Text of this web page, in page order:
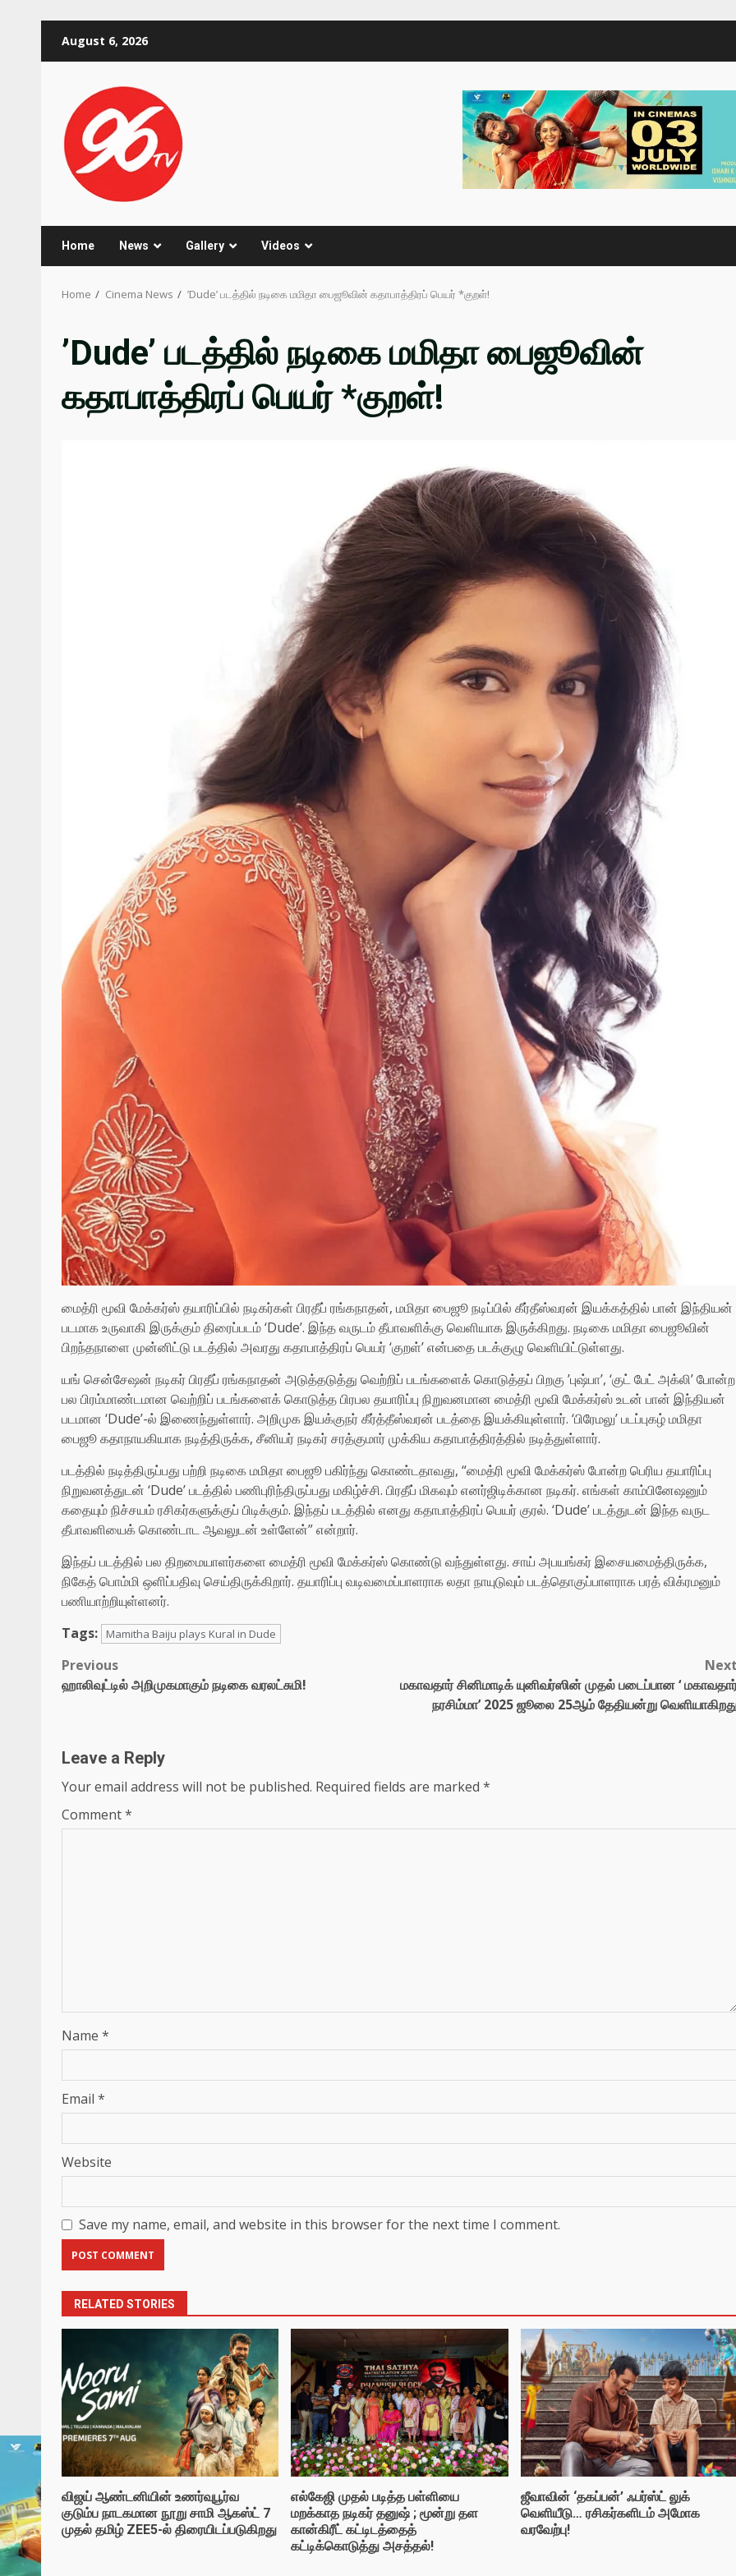
August 6, 2026
Home News Gallery Videos
Home Cinema News ’Dude’ படத்தில் நடிகை மமிதா பைஜூவின் கதாபாத்திரப் பெயர் *குறள்!
’Dude’ படத்தில் நடிகை மமிதா பைஜூவின்
கதாபாத்திரப் பெயர் *குறள்!
மைத்ரி மூவி மேக்கர்ஸ் தயாரிப்பில் நடிகர்கள் பிரதீப் ரங்கநாதன், மமிதா பைஜூ நடிப்பில் கீர்தீஸ்வரன் இயக்கத்தில் பான் இந்தியன்
படமாக உருவாகி இருக்கும் திரைப்படம் ‘Dude’. இந்த வருடம் தீபாவளிக்கு வெளியாக இருக்கிறது. நடிகை மமிதா பைஜூவின்
பிறந்தநாளை முன்னிட்டு படத்தில் அவரது கதாபாத்திரப் பெயர் ‘குறள்’ என்பதை படக்குழு வெளியிட்டுள்ளது.
யங் சென்சேஷன் நடிகர் பிரதீப் ரங்கநாதன் அடுத்தடுத்து வெற்றிப் படங்களைக் கொடுத்தப் பிறகு ’புஷ்பா’, ‘குட் பேட் அக்லி’ போன்ற
பல பிரம்மாண்டமான வெற்றிப் படங்களைக் கொடுத்த பிரபல தயாரிப்பு நிறுவனமான மைத்ரி மூவி மேக்கர்ஸ் உடன் பான் இந்தியன்
படமான ‘Dude’-ல் இணைந்துள்ளார். அறிமுக இயக்குநர் கீர்த்தீஸ்வரன் படத்தை இயக்கியுள்ளார். ‘பிரேமலு’ படப்புகழ் மமிதா
பைஜூ கதாநாயகியாக நடித்திருக்க, சீனியர் நடிகர் சரத்குமார் முக்கிய கதாபாத்திரத்தில் நடித்துள்ளார்.
படத்தில் நடித்திருப்பது பற்றி நடிகை மமிதா பைஜூ பகிர்ந்து கொண்டதாவது, “மைத்ரி மூவி மேக்கர்ஸ் போன்ற பெரிய தயாரிப்பு
நிறுவனத்துடன் ‘Dude’ படத்தில் பணிபுரிந்திருப்பது மகிழ்ச்சி. பிரதீப் மிகவும் எனர்ஜிடிக்கான நடிகர். எங்கள் காம்பினேஷனும்
கதையும் நிச்சயம் ரசிகர்களுக்குப் பிடிக்கும். இந்தப் படத்தில் எனது கதாபாத்திரப் பெயர் குரல். ‘Dude’ படத்துடன் இந்த வருட
தீபாவளியைக் கொண்டாட ஆவலுடன் உள்ளேன்” என்றார்.
இந்தப் படத்தில் பல திறமையாளர்களை மைத்ரி மூவி மேக்கர்ஸ் கொண்டு வந்துள்ளது. சாய் அபயங்கர் இசையமைத்திருக்க,
நிகேத் பொம்மி ஒளிப்பதிவு செய்திருக்கிறார். தயாரிப்பு வடிவமைப்பாளராக லதா நாயுடுவும் படத்தொகுப்பாளராக பரத் விக்ரமனும்
பணியாற்றியுள்ளனர்.
Tags:
Mamitha Baiju plays Kural in Dude
Post
navigation
Previous
ஹாலிவுட்டில் அறிமுகமாகும் நடிகை வரலட்சுமி!
Next
மகாவதார் சினிமாடிக் யுனிவர்ஸின் முதல் படைப்பான ‘
நரசிம்மா’ 2025 ஜூலை 25ஆம் தேதியன்று
Leave a Reply
Your email address will not be published. Required fields are marked *
Comment*
Name *
Email *
Website
Save my name, email, and website in this browser for the next time I comment.
RELATED STORIES
விஜய் ஆண்டனியின் உணர்வுபூர்வ
குடும்ப நாடகமான நூறு சாமி ஆகஸ்ட் 7
முதல் தமிழ் ZEE5-ல் திரையிடப்படுகிறது
எல்கேஜி முதல் படித்த பள்ளியை
மறக்காத நடிகர் தனுஷ் ; மூன்று தள
கான்கிரீட் கட்டிடத்தைத்
கட்டிக்கொடுத்து அசத்தல்!
ஜீவாவின் ‘தகப்பன்’ ஃபர்ஸ்ட் லுக்
வெளியீடு… ரசிகர்களிடம் அமோக
வரவேற்பு!